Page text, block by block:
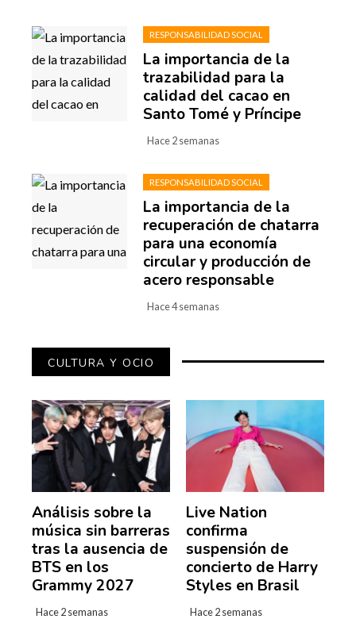
RESPONSABILIDAD SOCIAL
La importancia de la
trazabilidad para la
calidad del cacao en
Santo Tomé y Príncipe
Hace 2 semanas
RESPONSABILIDAD SOCIAL
La importancia de la
recuperación de chatarra
para una economía
circular y producción de
acero responsable
Hace 4 semanas
CULTURA Y OCIO
Análisis sobre la
música sin barreras
tras la ausencia de
BTS en los
Grammy 2027
Hace 2 semanas
Live Nation
confirma
suspensión de
concierto de Harry
Styles en Brasil
Hace 2 semanas